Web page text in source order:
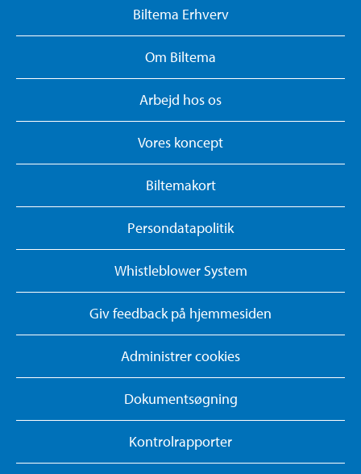
Biltema Erhverv
Om Biltema
Arbejd hos os
Vores koncept
Biltemakort
Persondatapolitik
Whistleblower System
Giv feedback på hjemmesiden
Administrer cookies
Dokumentsøgning
Kontrolrapporter